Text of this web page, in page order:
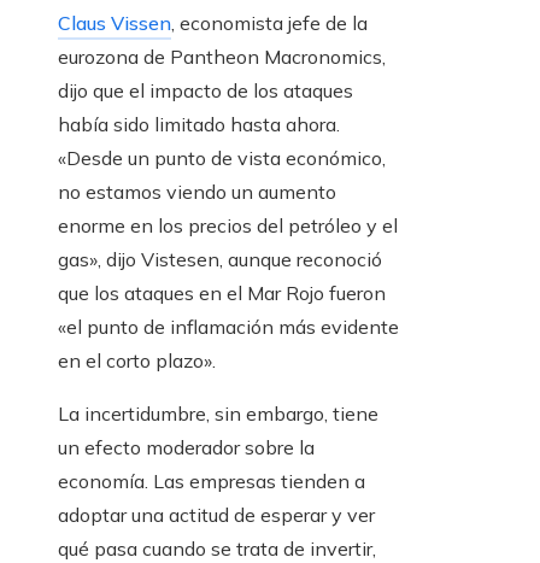
Claus Vissen, economista jefe de la
eurozona de Pantheon Macronomics,
dijo que el impacto de los ataques
había sido limitado hasta ahora.
«Desde un punto de vista económico,
no estamos viendo un aumento
enorme en los precios del petróleo y el
gas», dijo Vistesen, aunque reconoció
que los ataques en el Mar Rojo fueron
«el punto de inflamación más evidente
en el corto plazo».
La incertidumbre, sin embargo, tiene
un efecto moderador sobre la
economía. Las empresas tienden a
adoptar una actitud de esperar y ver
qué pasa cuando se trata de invertir,